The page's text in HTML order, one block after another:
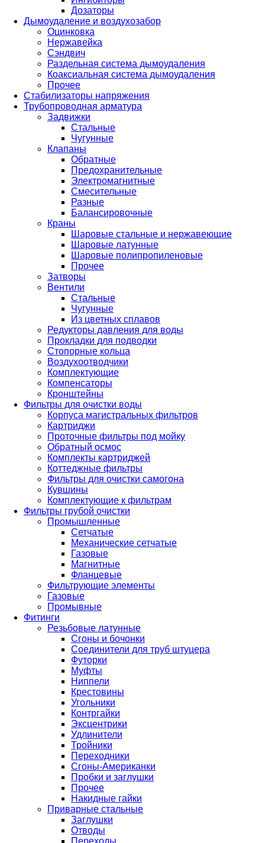
Дозаторы
Дымоудаление и воздухозабор
Оцинковка
Нержавейка
Сэндвич
Раздельная система дымоудаления
Коаксиальная система дымоудаления
Прочее
Стабилизаторы напряжения
Трубопроводная арматура
Задвижки
Стальные
Чугунные
Клапаны
Обратные
Предохранительные
Электромагнитные
Смесительные
Разные
Балансировочные
Краны
Шаровые стальные и нержавеющие
Шаровые латунные
Шаровые полипропиленовые
Прочее
Затворы
Вентили
Стальные
Чугунные
Из цветных сплавов
Редукторы давления для воды
Прокладки для подводки
Стопорные кольца
Воздухоотводчики
Комплектующие
Компенсаторы
Кронштейны
Фильтры для очистки воды
Корпуса магистральных фильтров
Картриджи
Проточные фильтры под мойку
Обратный осмос
Комплекты картриджей
Коттеджные фильтры
Фильтры для очистки самогона
Кувшины
Комплектующие к фильтрам
Фильтры грубой очистки
Промышленные
Сетчатые
Механические сетчатые
Газовые
Магнитные
Фланцевые
Фильтрующие элементы
Газовые
Промывные
Фитинги
Резьбовые латунные
Сгоны и бочонки
Соединители для труб штуцера
Футорки
Муфты
Ниппели
Крестовины
Угольники
Контргайки
Эксцентрики
Удлинители
Тройники
Переходники
Сгоны-Американки
Пробки и заглушки
Прочее
Накидные гайки
Приварные стальные
Заглушки
Отводы
Переходы